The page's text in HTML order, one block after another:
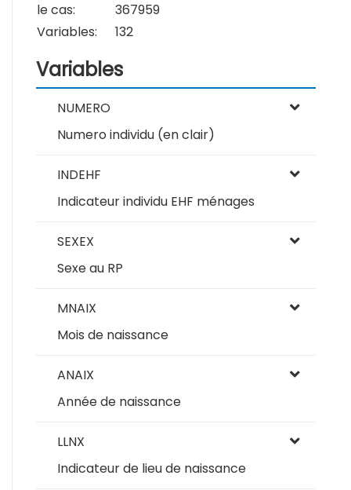
le cas:
367959
Variables:
132
Variables
NUMERO
Numero individu (en clair)
INDEHF
Indicateur individu EHF ménages
SEXEX
Sexe au RP
MNAIX
Mois de naissance
ANAIX
Année de naissance
LLNX
Indicateur de lieu de naissance